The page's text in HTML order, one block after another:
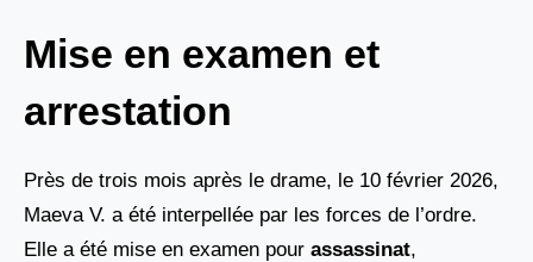
Mise en examen et
arrestation
Près de trois mois après le drame, le 10 février 2026,
Maeva V. a été interpellée par les forces de l’ordre.
Elle a été mise en examen pour assassinat,